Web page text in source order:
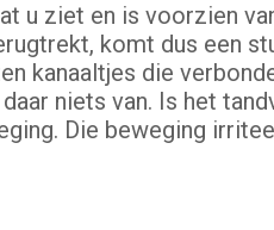
u ziet en is voorzien
komt dus een
kanaaltjes die
niets van. Is het
Die beweging